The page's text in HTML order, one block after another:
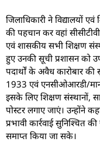
जिलाधिकारी ने विद्यालयों
की पहचान कर वहां
एवं शासकीय सभी शिक्षण
हुए उनकी सूची प्रशासन को
पदार्थों के अवैध कारोबार
1933 एवं एनसीओआरडी/मानस
इसके लिए शिक्षण संस्थानों,
पोस्टर लगाए जाएं। उन्होंने
प्रभावी कार्रवाई
समाप्त किया जा सके।